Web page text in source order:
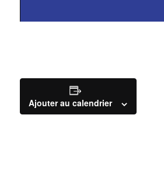
Ajouter au calendrier